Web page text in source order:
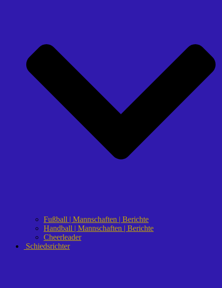
Fußball | Mannschaften | Berichte
Handball | Mannschaften | Berichte
Cheerleader
Schiedsrichter